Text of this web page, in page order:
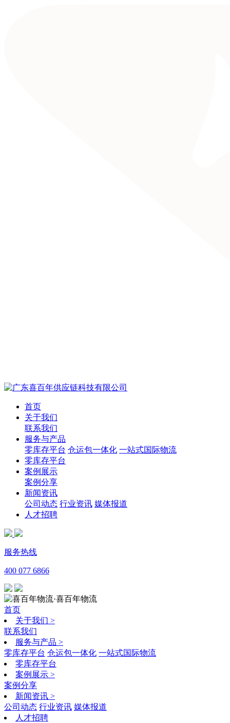
首页
关于我们
联系我们
服务与产品
零库存平台 仓运包一体化 一站式国际物流
零库存平台
案例展示
案例分享
新闻资讯
公司动态 行业资讯 媒体报道
人才招聘
服务热线
400 077 6866
·喜百年物流
首页
关于我们 >
联系我们
服务与产品 >
零库存平台 仓运包一体化 一站式国际物流
零库存平台
案例展示 >
案例分享
新闻资讯 >
公司动态 行业资讯 媒体报道
人才招聘